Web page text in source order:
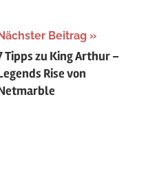
Beitrag
Tipps zu King Arthur –
Rise von